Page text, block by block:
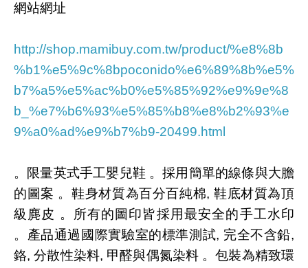
網站網址
http://shop.mamibuy.com.tw/product/%e8%8b
%b1%e5%9c%8bpoconido%e6%89%8b%e5%
b7%a5%e5%ac%b0%e5%85%92%e9%9e%8
b_%e7%b6%93%e5%85%b8%e8%b2%93%e
9%a0%ad%e9%b7%b9-20499.html
。限量英式手工嬰兒鞋 。採用簡單的線條與大膽
的圖案 。鞋身材質為百分百純棉, 鞋底材質為頂
級麂皮 。所有的圖印皆採用最安全的手工水印
。產品通過國際實驗室的標準測試, 完全不含鉛,
鉻, 分散性染料, 甲醛與偶氮染料 。包裝為精致環